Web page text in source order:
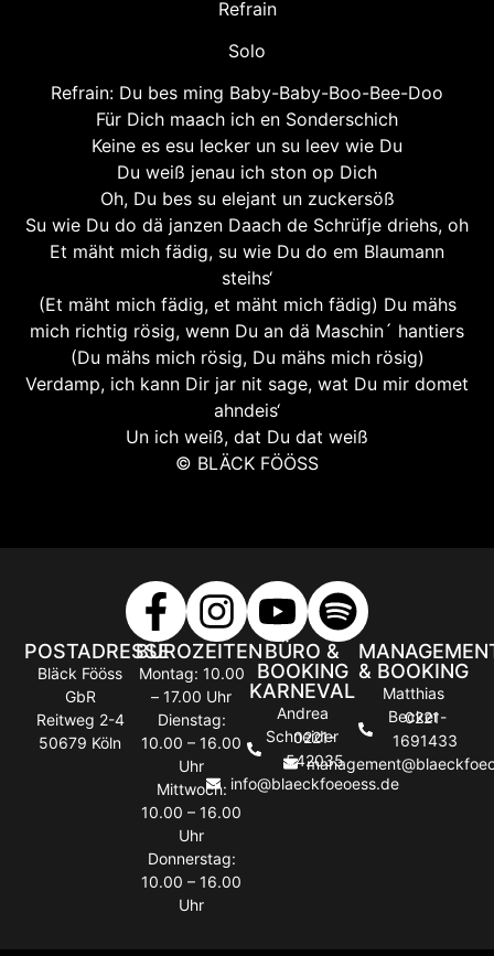
Refrain
Solo
Refrain: Du bes ming Baby-Baby-Boo-Bee-Doo
Für Dich maach ich en Sonderschich
Keine es esu lecker un su leev wie Du
Du weiß jenau ich ston op Dich
Oh, Du bes su elejant un zuckersöß
Su wie Du do dä janzen Daach de Schrüfje driehs, oh
Et mäht mich fädig, su wie Du do em Blaumann
steihs‘
(Et mäht mich fädig, et mäht mich fädig) Du mähs
mich richtig rösig, wenn Du an dä Maschin´ hantiers
(Du mähs mich rösig, Du mähs mich rösig)
Verdamp, ich kann Dir jar nit sage, wat Du mir domet
ahndeis‘
Un ich weiß, dat Du dat weiß
© BLÄCK FÖÖSS
POSTADRESSE
Bläck Fööss
GbR
Reitweg 2-4
50679 Köln
BÜROZEITEN
Montag: 10.00
– 17.00 Uhr
Dienstag:
10.00 – 16.00
Uhr
Mittwoch:
10.00 – 16.00
Uhr
Donnerstag:
10.00 – 16.00
Uhr
BÜRO &
BOOKING
KARNEVAL
Andrea
Schneider
0221-
542035
info@blaeckfoeoess.de
& BOOKING
Matthias
Becker
0221-
1691433